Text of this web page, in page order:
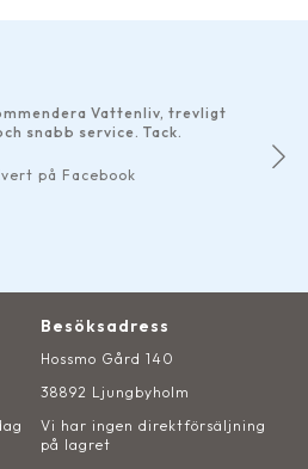
Vattenliv, trevligt
snabb service. Tack.
på Facebook
Besöksadress
Hossmo Gård 140
38892 Ljungbyholm
Vi har ingen direktförsäljning
på lagret